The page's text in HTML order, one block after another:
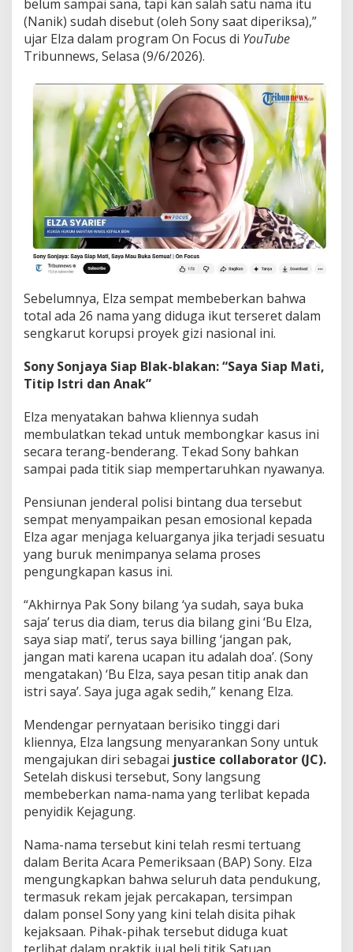
belum sampai sana, tapi kan salah satu nama itu
(Nanik) sudah disebut (oleh Sony saat diperiksa),”
ujar Elza dalam program On Focus di YouTube
Tribunnews, Selasa (9/6/2026).
Sebelumnya, Elza sempat membeberkan bahwa
total ada 26 nama yang diduga ikut terseret dalam
sengkarut korupsi proyek gizi nasional ini.
Sony Sonjaya Siap Blak-blakan: “Saya Siap Mati,
Titip Istri dan Anak”
Elza menyatakan bahwa kliennya sudah
membulatkan tekad untuk membongkar kasus ini
secara terang-benderang. Tekad Sony bahkan
sampai pada titik siap mempertaruhkan nyawanya.
Pensiunan jenderal polisi bintang dua tersebut
sempat menyampaikan pesan emosional kepada
Elza agar menjaga keluarganya jika terjadi sesuatu
yang buruk menimpanya selama proses
pengungkapan kasus ini.
“Akhirnya Pak Sony bilang ‘ya sudah, saya buka
saja’ terus dia diam, terus dia bilang gini ‘Bu Elza,
saya siap mati’, terus saya billing ‘jangan pak,
jangan mati karena ucapan itu adalah doa’. (Sony
mengatakan) ‘Bu Elza, saya pesan titip anak dan
istri saya’. Saya juga agak sedih,” kenang Elza.
Mendengar pernyataan berisiko tinggi dari
kliennya, Elza langsung menyarankan Sony untuk
mengajukan diri sebagai justice collaborator (JC).
Setelah diskusi tersebut, Sony langsung
membeberkan nama-nama yang terlibat kepada
penyidik Kejagung.
Nama-nama tersebut kini telah resmi tertuang
dalam Berita Acara Pemeriksaan (BAP) Sony. Elza
mengungkapkan bahwa seluruh data pendukung,
termasuk rekam jejak percakapan, tersimpan
dalam ponsel Sony yang kini telah disita pihak
kejaksaan. Pihak-pihak tersebut diduga kuat